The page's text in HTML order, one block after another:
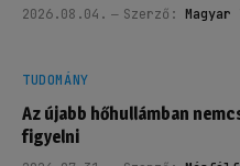
2026.08.04. Szerző: Magyar
TUDOMÁNY
Az újabb hőhullámban
figyelni